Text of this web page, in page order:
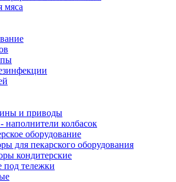
мяса
и приводы
колбасок
оборудование
для пекарского оборудования
кондитерские
под тележки